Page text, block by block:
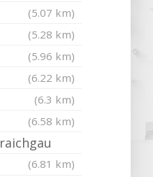
(5.07 km)
(5.28 km)
(5.96 km)
(6.22 km)
(6.3 km)
(6.58 km)
(6.81 km)